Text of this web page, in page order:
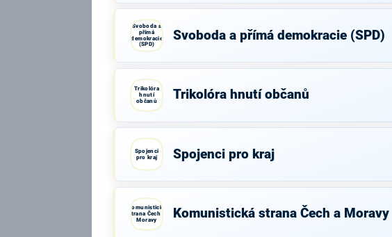
Svoboda a
přímá
demokracie
(SPD)
Svoboda a přímá demokracie (SPD)
Trikolóra
hnutí
občanů
Trikolóra hnutí občanů
Spojenci
pro kraj
Spojenci pro kraj
Komunistická
strana Čech a
Moravy
Komunistická strana Čech a Moravy